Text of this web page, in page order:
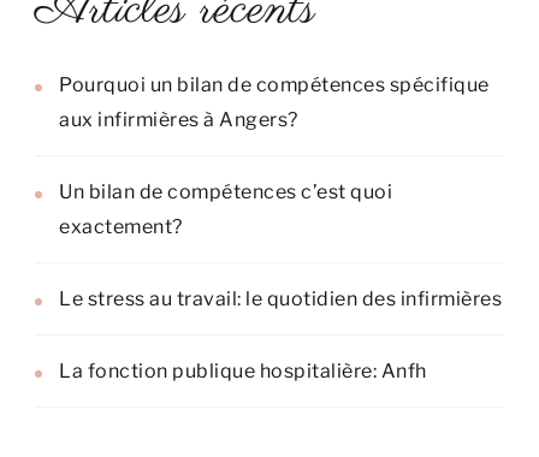
Pourquoi un bilan de compétences spécifique
aux infirmières à Angers?
Un bilan de compétences c’est quoi
exactement?
Le stress au travail: le quotidien des infirmières
La fonction publique hospitalière: Anfh